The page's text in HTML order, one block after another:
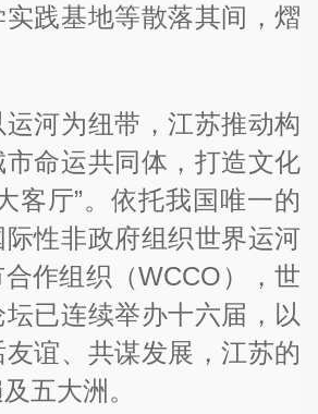
践基地等散落其间，熠
河为纽带，江苏推动构
命运共同体，打造文化
客厅”。依托我国唯一的
性非政府组织世界运河
作组织（WCCO），世
已连续举办十六届，以
谊、共谋发展，江苏的
五大洲。